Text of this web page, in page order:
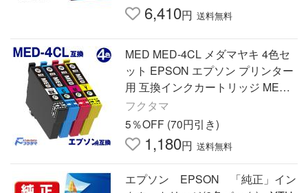
6,410円 送料無料
MED MED-4CL メダマヤキ 4色セ
ット EPSON エプソン プリンター
用 互換インクカートリッジ MED-
BK MED-C MED-M MED-Y 対応機
種 EW-056A EW-456A
フクタマ
5％OFF (70円引き)
1,180円 送料無料
エプソン EPSON 「純正」イン